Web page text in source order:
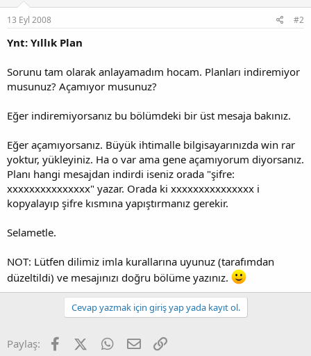
13 Eyl 2008 #2
Ynt: Yıllık Plan
Sorunu tam olarak anlayamadım hocam. Planları indiremiyor
musunuz? Açamıyor musunuz?
Eğer indiremiyorsanız bu bölümdeki bir üst mesaja bakınız.
Eğer açamıyorsanız. Büyük ihtimalle bilgisayarınızda win rar
yoktur, yükleyiniz. Ha o var ama gene açamıyorum diyorsanız.
Planı hangi mesajdan indirdi iseniz orada "şifre:
xxxxxxxxxxxxxxx" yazar. Orada ki xxxxxxxxxxxxxxx i
kopyalayıp şifre kısmına yapıştırmanız gerekir.
Selametle.
NOT: Lütfen dilimiz imla kurallarına uyunuz (tarafımdan
düzeltildi) ve mesajınızı doğru bölüme yazınız.
Cevap yazmak için giriş yap yada kayıt ol.
Paylaş: FacebookX (Twitter)WhatsApp
E-posta